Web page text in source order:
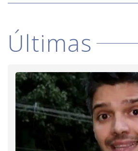
V
i
d
e
o
d
Últimas